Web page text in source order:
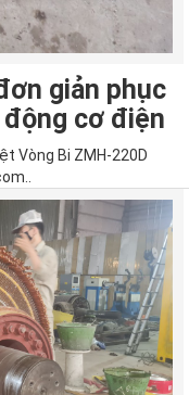
giản phục
cơ điện
Vòng Bi ZMH-220D